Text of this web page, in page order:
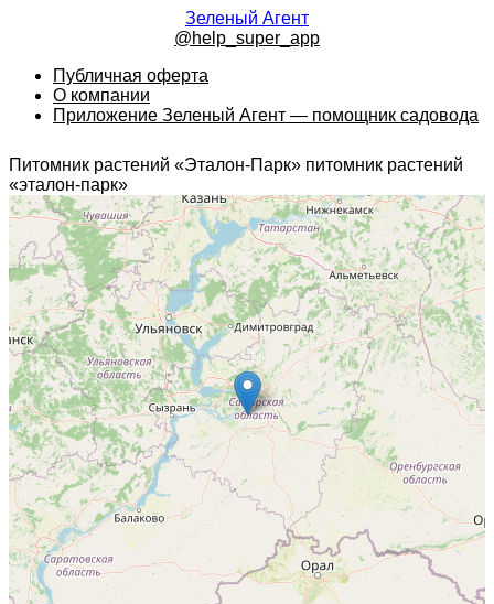
Зеленый Агент
@help_super_app
Публичная оферта
О компании
Приложение Зеленый Агент — помощник садовода
Питомник растений «Эталон-Парк» питомник растений
«эталон-парк»